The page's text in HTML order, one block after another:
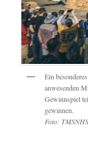
Ein
anwesenden
Gewinnspiel
gewinnen.
Foto: